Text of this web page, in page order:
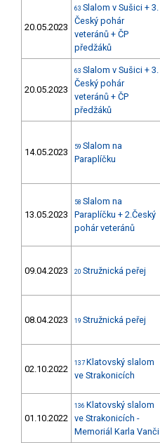
20.05.2023
63 Slalom v Sušici + 3.
Český pohár
veteránů + ČP
předžáků
20.05.2023
63 Slalom v Sušici + 3.
Český pohár
veteránů + ČP
předžáků
14.05.2023 59 Slalom na
Paraplíčku
13.05.2023
58 Slalom na
Paraplíčku + 2.Český
pohár veteránů
09.04.2023 20 Stružnická peřej
08.04.2023 19 Stružnická peřej
02.10.2022
137 Klatovský slalom
ve Strakonicích
01.10.2022
136 Klatovský slalom
ve Strakonicích -
Memoriál Karla Vanči